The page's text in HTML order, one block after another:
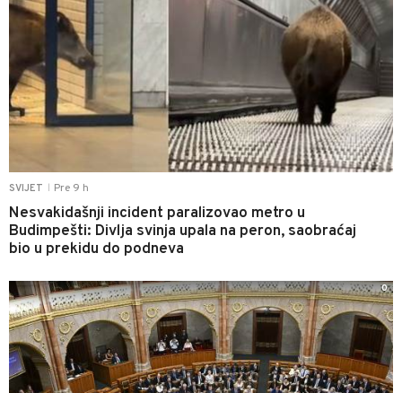
SVIJET Pre 9 h
Nesvakidašnji incident paralizovao metro u
Budimpešti: Divlja svinja upala na peron, saobraćaj
bio u prekidu do podneva
0